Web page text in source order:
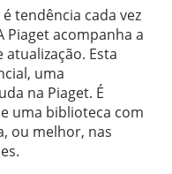
tendência cada vez
Piaget acompanha a
Esta
uma
na Piaget. É
uma biblioteca com
ou melhor, nas